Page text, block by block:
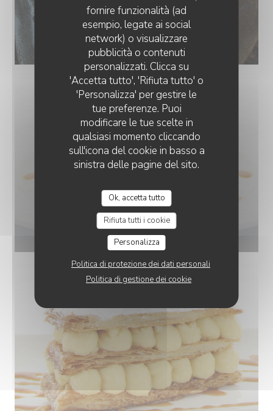
fornire funzionalità (ad
esempio, legate ai social
network) o visualizzare
pubblicità o contenuti
personalizzati. Clicca su
'Accetta tutto', 'Rifiuta tutto' o
'Personalizza' per gestire le
tue preferenze. Puoi
modificare le tue scelte in
qualsiasi momento cliccando
sull'icona del cookie in basso a
sinistra delle pagine del sito.
Ok, accetta tutto
Rifiuta tutti i cookie
Personalizza
Politica di protezione dei dati personali
Politica di gestione dei cookie
LA RÔTISSERIE